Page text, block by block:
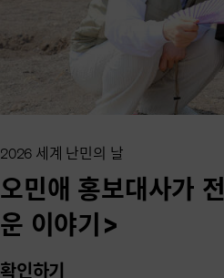
2026 세계 난민의 날
오민애 홍보대사가
운 이야기>
확인하기